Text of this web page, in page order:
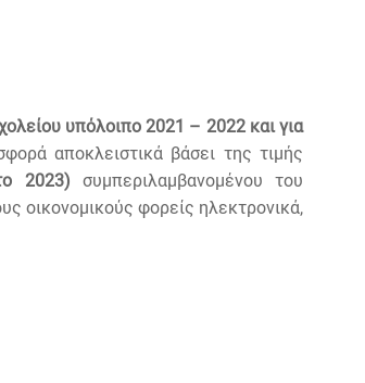
υπόλοιπο 2021 – 2022 και για
αποκλειστικά βάσει της τιμής
2023) συμπεριλαμβανομένου του
ηλεκτρονικά,